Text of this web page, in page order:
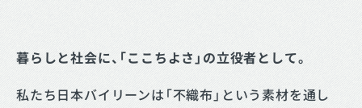
暮らしと社会に、「ここちよさ」の立役者として。
私たち日本バイリーンは「不織布」という素材を通し